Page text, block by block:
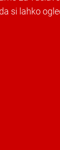
si lahko